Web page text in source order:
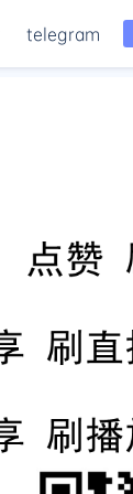
telegram